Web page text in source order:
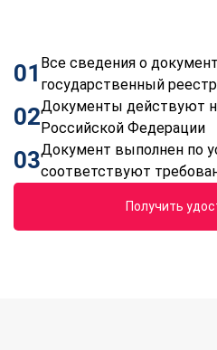
01 Все сведения о
государственный
02Документы действуют
Российской Федерации
03Документ выполнен по
соответствуют
Получить